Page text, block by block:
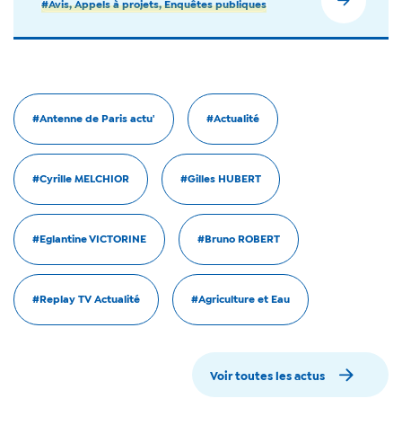
#Avis, Appels à projets, Enquêtes publiques
#Antenne de Paris actu' #Actualité
#Cyrille MELCHIOR #Gilles HUBERT
#Eglantine VICTORINE #Bruno ROBERT
#Replay TV Actualité #Agriculture et Eau
Voir toutes les actus